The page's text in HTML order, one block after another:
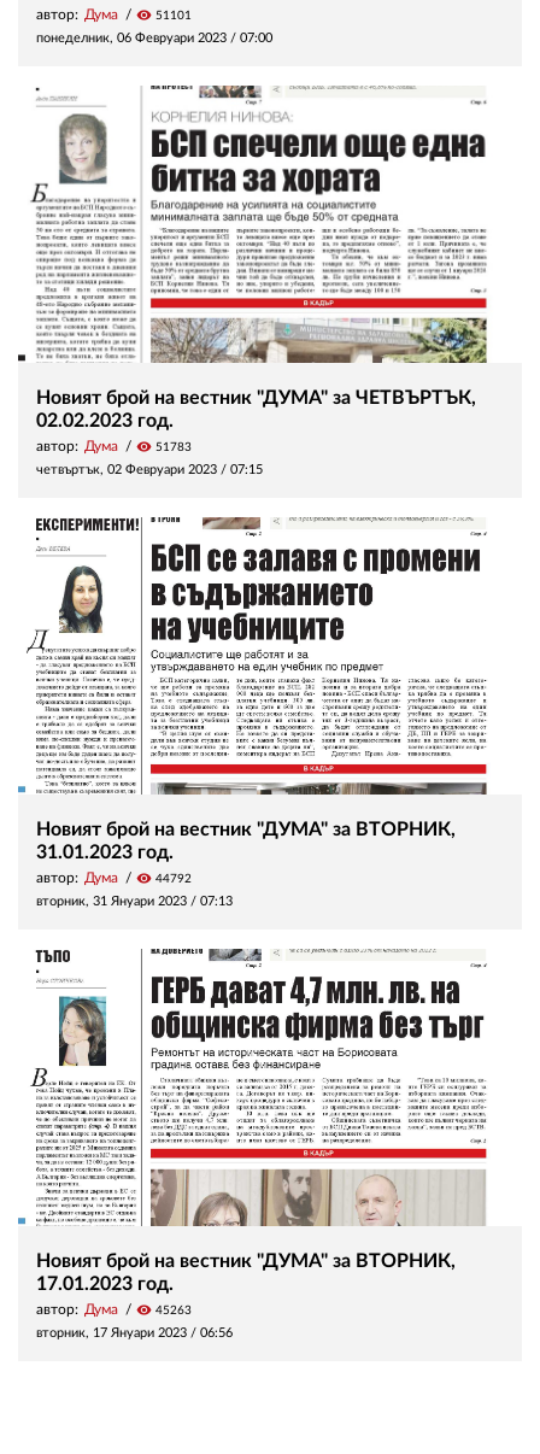
автор: Дума visibility 51101
понеделник, 06 Февруари 2023 / 07:00
Новият брой на вестник "ДУМА" за ЧЕТВЪРТЪК,
02.02.2023 год.
автор: Дума visibility 51783
четвъртък, 02 Февруари 2023 / 07:15
Новият брой на вестник "ДУМА" за ВТОРНИК,
31.01.2023 год.
автор: Дума visibility 44792
вторник, 31 Януари 2023 / 07:13
Новият брой на вестник "ДУМА" за ВТОРНИК,
17.01.2023 год.
автор: Дума visibility 45263
вторник, 17 Януари 2023 / 06:56